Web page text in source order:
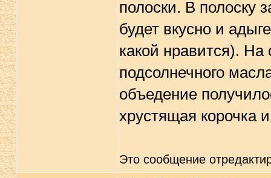
полоски. В полоску
будет вкусно и
какой нравится). На
подсолнечного
объедение
хрустящая корочка
Это сообщение